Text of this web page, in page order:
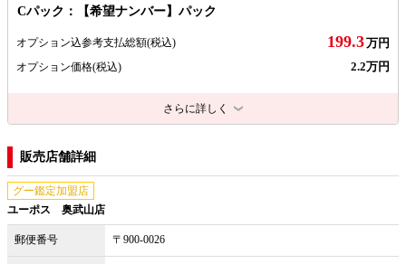
Cパック：【希望ナンバー】パック
オプション込参考支払総額(税込) 199.3万円
オプション価格(税込) 2.2万円
さらに詳しく
販売店舗詳細
グー鑑定加盟店
ユーポス 奥武山店
郵便番号 〒900-0026